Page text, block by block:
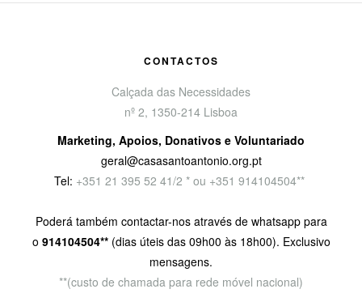
CONTACTOS
Calçada das Necessidades
nº 2, 1350-214 Lisboa
Marketing, Apoios, Donativos e Voluntariado
geral@casasantoantonio.org.pt
Tel: +351 21 395 52 41/2 * ou +351 914104504**
Poderá também contactar-nos através de whatsapp para
o 914104504** (dias úteis das 09h00 às 18h00). Exclusivo
mensagens.
**(custo de chamada para rede móvel nacional)